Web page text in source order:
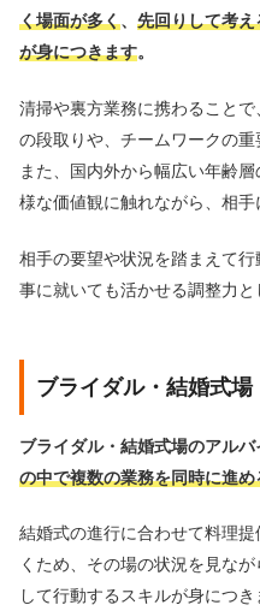
く場面が多く、 先回りして考
が身につきます。
清掃や裏方業務に携わること
の段取りや、チームワークの重
また、国内外から幅広い年齢
様な価値観に触れながら、相手
相手の要望や状況を踏まえて
事に就いても活かせる調整力と
ブライダル・結婚式場
ブライダル・結婚式場のアルバ
の中で複数の業務を同時に進
結婚式の進行に合わせて料理
くため、その場の状況を見な
して行動するスキルが身につ